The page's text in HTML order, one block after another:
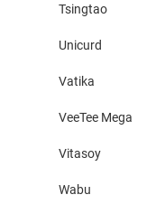
Tsingtao
Unicurd
Vatika
VeeTee Mega
Vitasoy
Wabu